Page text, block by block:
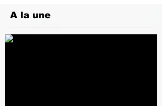
A la une